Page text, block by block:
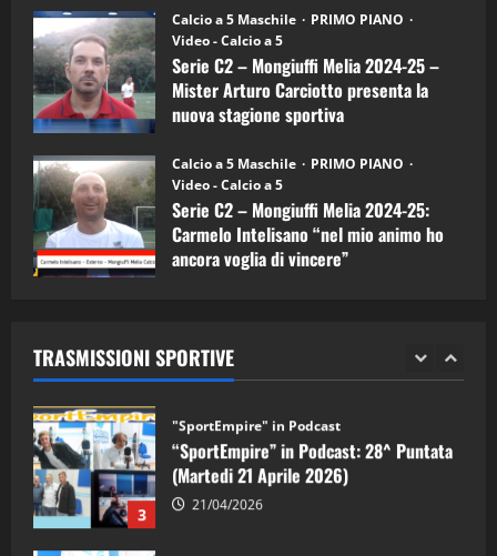
Calcio a 5 Maschile
PRIMO PIANO
Video - Calcio a 5
Serie C2 – Mongiuffi Melia 2024-25 –
Mister Arturo Carciotto presenta la
nuova stagione sportiva
Calcio a 5 Maschile
PRIMO PIANO
Video - Calcio a 5
Serie C2 – Mongiuffi Melia 2024-25:
Carmelo Intelisano “nel mio animo ho
ancora voglia di vincere”
TRASMISSIONI SPORTIVE
5
“SportEmpire” in Podcast: 26^ Puntata
(Martedi 07 Aprile 2026)
08/04/2026
1
“SportEmpire” in Podcast: 30^ Puntata
(Martedi 05 Maggio 2026)
08/05/2026
2 28/04/2026
3
"SportEmpire" in Podcast
“SportEmpire” in Podcast: 28^ Puntata
(Martedi 21 Aprile 2026)
21/04/2026